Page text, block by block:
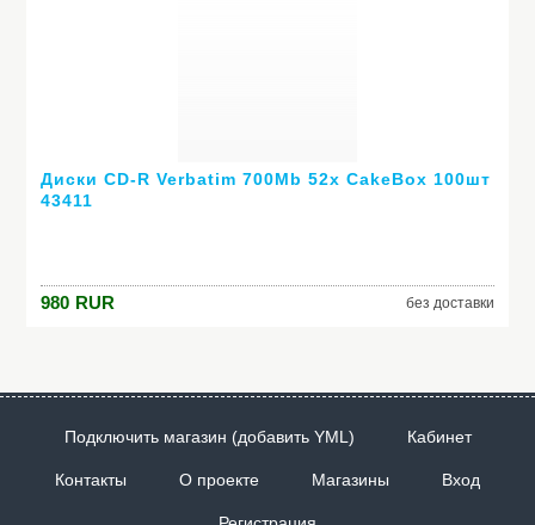
Диски CD-R Verbatim 700Mb 52x CakeBox 100шт
43411
980 RUR без доставки
Подключить магазин (добавить YML) Кабинет
Контакты О проекте Магазины Вход